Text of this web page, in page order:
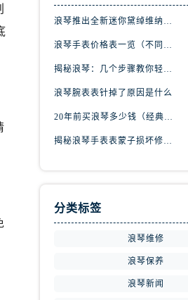
浪琴推出全新迷你黛绰维纳系列间金腕表
浪琴手表价格表一览（不同系列与款式的价格区间）
揭秘浪琴：几个步骤教你轻松辨别真伪
浪琴腕表表针掉了原因是什么
20年前买浪琴多少钱（经典名表的市场价值回顾）
揭秘浪琴手表表蒙子损坏修复秘籍，轻松重获透明之美！
分类标签
浪琴维修
浪琴保养
浪琴新闻